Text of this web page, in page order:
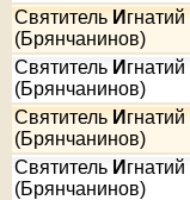
СвятительИгнатий
(Брянчанинов)
Святитель И гнатий
(Брянчанинов)
СвятительИгнатий
(Брянчанинов)
Святитель И гнатий
(Брянчанинов)